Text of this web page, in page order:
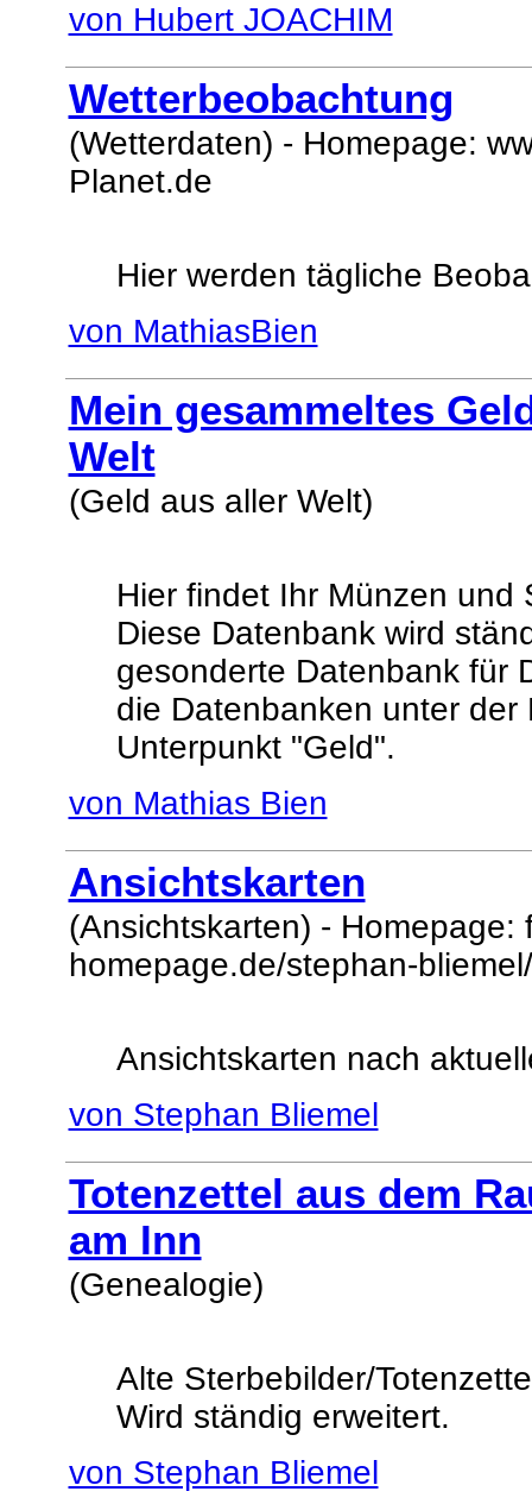
von Hubert JOACHIM
Wetterbeobachtung
(Wetterdaten) - Homepage:
Planet.de
Hier werden tägliche
von MathiasBien
Mein gesammeltes
Welt
(Geld aus aller Welt)
Hier findet Ihr Münzen und
Diese Datenbank wird
gesonderte Datenbank für
die Datenbanken unter
Unterpunkt "Geld".
von Mathias Bien
Ansichtskarten
(Ansichtskarten) - Homepage:
homepage.de/stephan-
Ansichtskarten nach
von Stephan Bliemel
Totenzettel aus dem
am Inn
(Genealogie)
Alte Sterbebilder/
Wird ständig erweitert.
von Stephan Bliemel